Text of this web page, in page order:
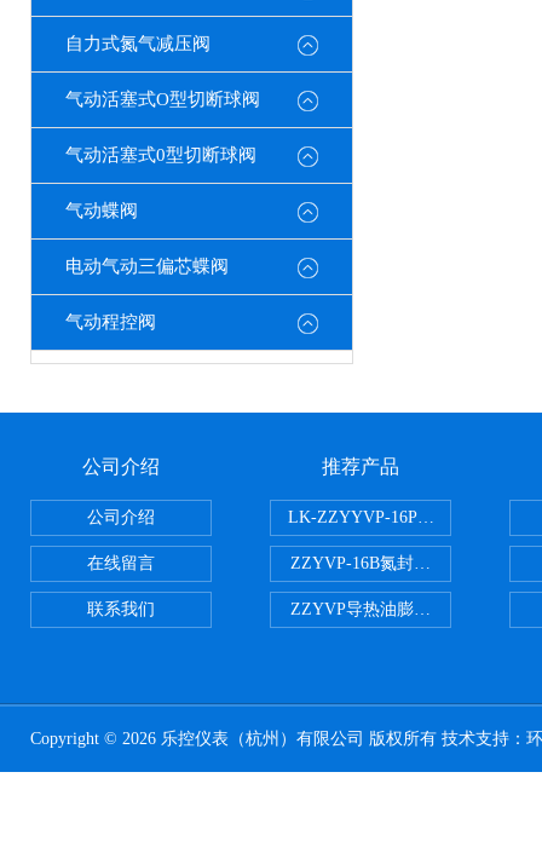
自力式氮气减压阀
气动活塞式O型切断球阀
气动活塞式0型切断球阀
气动蝶阀
电动气动三偏芯蝶阀
气动程控阀
公司介绍
公司介绍
在线留言
联系我们
推荐产品
LK-ZZYYVP-16P不锈钢氮封阀
ZZYVP-16B氮封供氮阀
ZZYVP导热油膨胀槽氮封阀
Copyright © 2026 乐控仪表（杭州）有限公司 版权所有 技术支持：